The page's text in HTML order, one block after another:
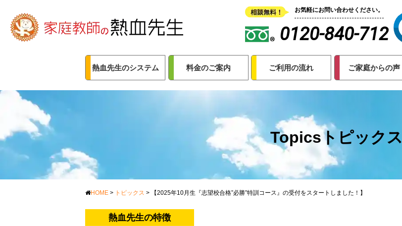
お気軽にお問い合わせください。
0120-840-712
熱血先生のシステム 料金のご案内 ご利用の流れ ご家庭からの声
Topicsトピックス
HOME > トピックス > 【2025年10月生『志望校合格”必勝”特訓コース』の受付をスタートしました！】
熱血先生の特徴